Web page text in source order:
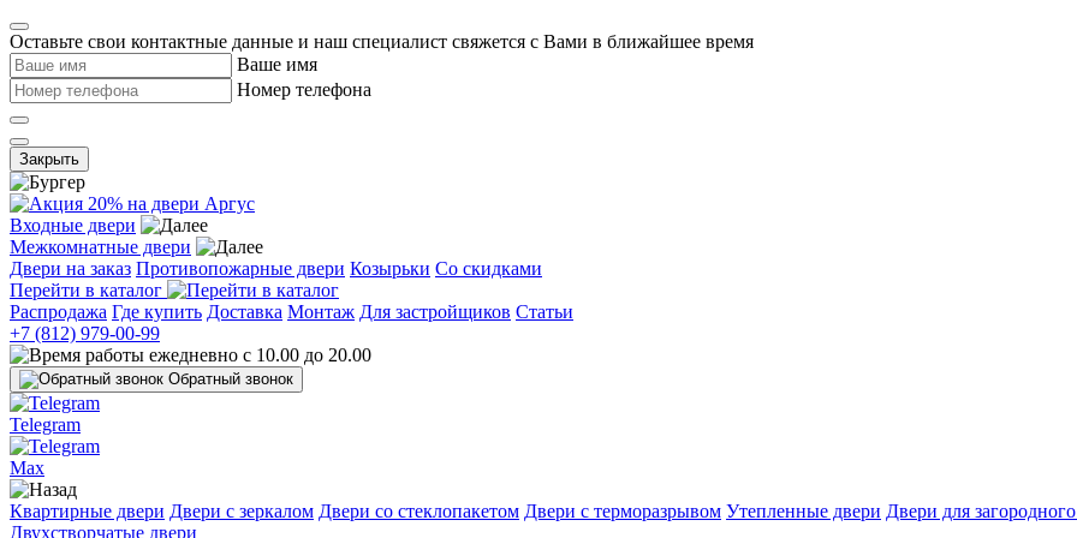
Оставьте свои контактные данные и наш специалист свяжется с Вами в ближайшее время
Ваше имя
Номер телефона
Закрыть
Входные двери
Межкомнатные двери
Двери на заказ Противопожарные двери Козырьки Со скидками
Перейти в каталог
Распродажа Где купить Доставка Монтаж Для застройщиков Статьи
+7 (812) 979-00-99
ежедневно с 10.00 до 20.00
Обратный звонок
Telegram
Max
Квартирные двери Двери с зеркалом Двери со стеклопакетом Двери с терморазрывом Утепленные двери Двери для
Двухстворчатые двери